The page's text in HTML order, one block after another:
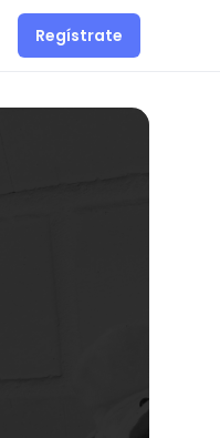
Regístrate